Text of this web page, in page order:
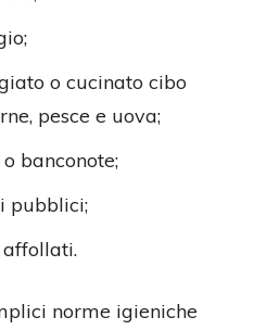
o cucinato cibo
pesce e uova;
banconote;
pubblici;
affollati.
norme igieniche